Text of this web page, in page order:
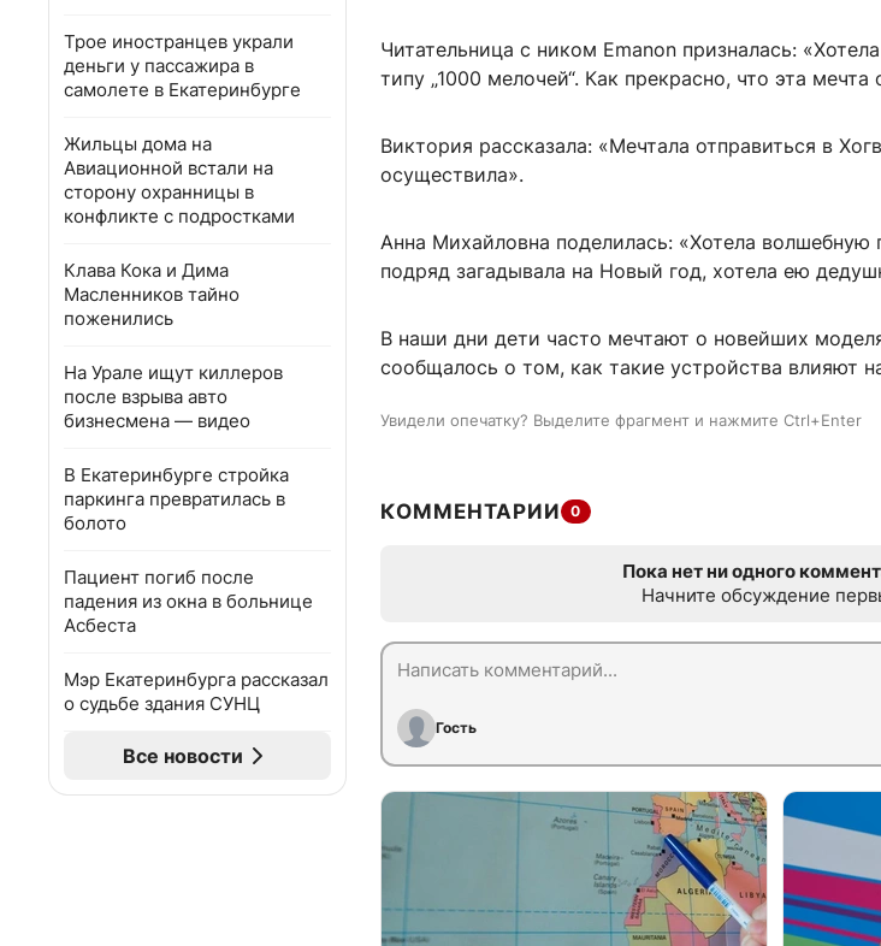
Трое иностранцев украли
деньги у пассажира в
самолете в Екатеринбурге
Жильцы дома на
Авиационной встали на
сторону охранницы в
конфликте с подростками
Клава Кока и Дима
Масленников тайно
поженились
На Урале ищут киллеров
после взрыва авто
бизнесмена — видео
В Екатеринбурге стройка
паркинга превратилась в
болото
Пациент погиб после
падения из окна в больнице
Асбеста
Мэр Екатеринбурга рассказал
о судьбе здания СУНЦ
Все новости
Читательница с ником Emanon призналась:
типу „1000 мелочей“. Как прекрасно, что эта
Виктория рассказала: «Мечтала отправиться в
осуществила».
Анна Михайловна поделилась: «Хотела волшебную
подряд загадывала на Новый год, хотела ею
В наши дни дети часто мечтают о новейших
сообщалось о том, как такие устройства влияют
Увидели опечатку? Выделите фрагмент и нажмите Ctrl+Enter
КОММЕНТАРИИ 0
Пока нет ни одного
Начните обсуждение
Гость